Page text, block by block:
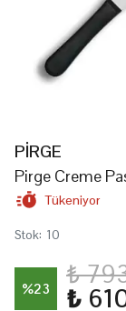
PİRGE
Pirge Creme
Tükeniyor
Stok: 10
%23 ₺
₺